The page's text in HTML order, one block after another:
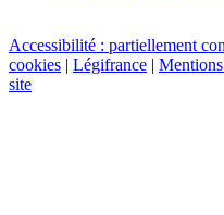
Accessibilité : partiellement
cookies | Légifrance |
site